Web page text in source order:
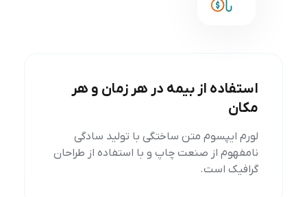
استفاده از بیمه در هر زمان و هر
مکان
لورم ایپسوم متن ساختگی با تولید سادگی
نامفهوم از صنعت چاپ و با استفاده از طراحان
گرافیک است.